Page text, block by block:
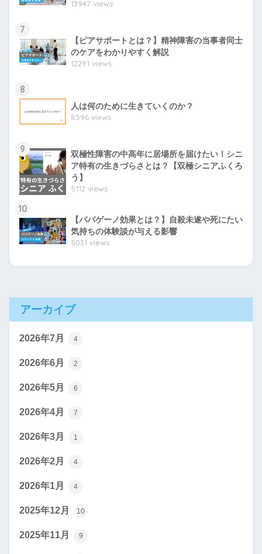
13947 views
7
【ピアサポートとは？】精神障害の当事者同士
のケアをわかりやすく解説
12291 views
8
人は何のために生きていくのか？
8596 views
9
双極性障害の中高年に居場所を届けたい！シニ
ア特有の生きづらさとは？【双極シニアふくろ
う】
5112 views
10
【パパゲーノ効果とは？】自殺未遂や死にたい
気持ちの体験談が与える影響
5031 views
アーカイブ
2026年7月 4
2026年6月 2
2026年5月 6
2026年4月 7
2026年3月 1
2026年2月 4
2026年1月 4
2025年12月 10
2025年11月 9